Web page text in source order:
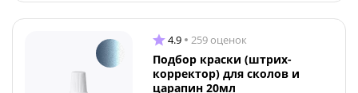
4.9 259 оценок
Подбор краски (штрих-
корректор) для сколов и
царапин 20мл